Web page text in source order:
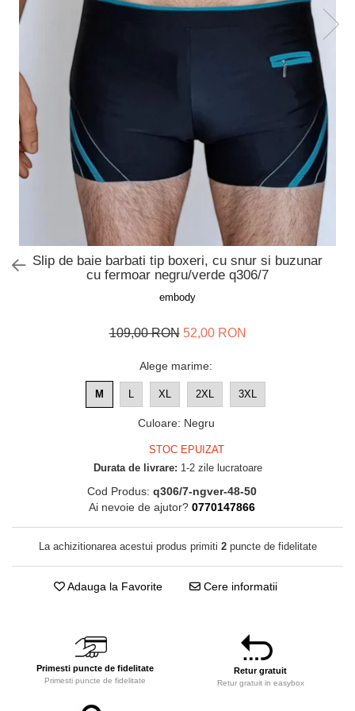
Rochii de plaja
Sort baie barbati
Genti plaja
Pijamale copii
Pijamale bebelusi
Pijamale salopeta copii
Pijamale cocolino copii
Pijamale bumbac copii
Pijamale cuplu
Pijamale Craciun
Pijamale cocolino cuplu
Pijamale familie
Pijamale finet
Slip de baie barbati tip boxeri, cu snur si buzunar
cu fermoar negru/verde q306/7
embody
109,00 RON 52,00 RON
Alege marime:
M L XL 2XL 3XL
Culoare: Negru
STOC EPUIZAT
Durata de livrare: 1-2 zile lucratoare
Cod Produs: q306/7-ngver-48-50
Ai nevoie de ajutor? 0770147866
La achizitionarea acestui produs primiti 2puncte de fidelitate
Adauga la Favorite Cere informatii
Primesti puncte de fidelitate
Primesti puncte de fidelitate
Retur gratuit
Retur gratuit in easybox